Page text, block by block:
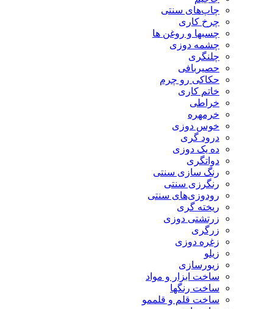
چاپ‌های سنتی
چرخ کاری
چسبها و روغن ها
چشمه دوزی
چلنگری
حصیربافی
حکاکی رو چرم
خاتم کاری
خراطی
خرمهره
خوس دوزی
درود گری
ده یک دوزی
دواتگری
رنگ سازی سنتی
رنگرزی سنتی
رودوزی‌های سنتی
ریخته گری
زرتشتی دوزی
زرگری
زغره دوزی
زیلو
زیورسازی
ساخت ابزار و مواد
ساخت رنگها
ساخت قلم و قلممو